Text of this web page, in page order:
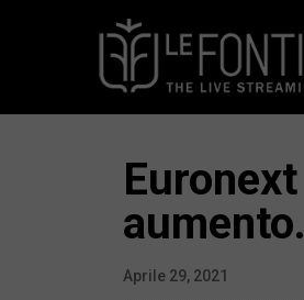
Aprile 29, 2021